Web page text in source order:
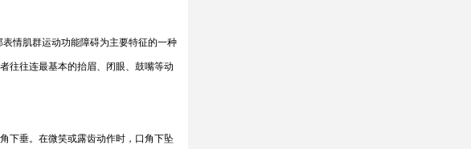
表情肌群运动功能障碍为主要特征的一种
往往连最基本的抬眉、闭眼、鼓嘴等动
下垂。在微笑或露齿动作时，口角下坠